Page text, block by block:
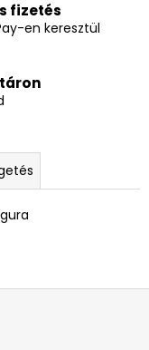
fizetés
en keresztül